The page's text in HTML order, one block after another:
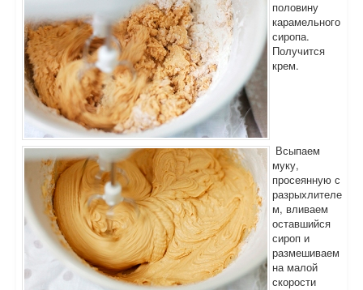
половину
карамельного
сиропа.
Получится
крем.
Всыпаем
муку,
просеянную с
разрыхлителе
м, вливаем
оставшийся
сироп и
размешиваем
на малой
скорости